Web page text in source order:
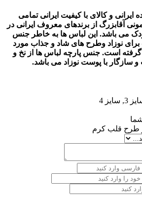
ایرانی و کالای با کیفیت ایرانی تمامی
آقابزرگ از برندهای معروف ایرانی در
می باشد. این لباس ها به خاطر جنس
نوزاد وطرح های شاد و جذاب مورد
گرفته است. جنس پارچه لباس ها از نخ و
سازگار با پوست نوزاد می باشد.
طرح قلب کرم